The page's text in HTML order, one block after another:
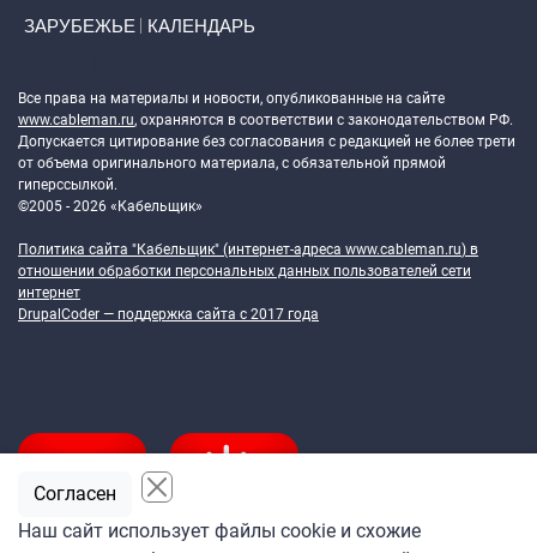
ЗАРУБЕЖЬЕ КАЛЕНДАРЬ
Все права на материалы и новости, опубликованные на сайте
www.cableman.ru, охраняются в соответствии с законодательством РФ.
Допускается цитирование без согласования с редакцией не более трети
от объема оригинального материала, с обязательной прямой
гиперссылкой.
©2005 - 2026 «Кабельщик»
Политика сайта "Кабельщик" (интернет-адреса www.cableman.ru) в
отношении обработки персональных данных пользователей сети
интернет
DrupalCoder — поддержка сайта c 2017 года
Наш сайт использует файлы cookie и схожие
Согласен